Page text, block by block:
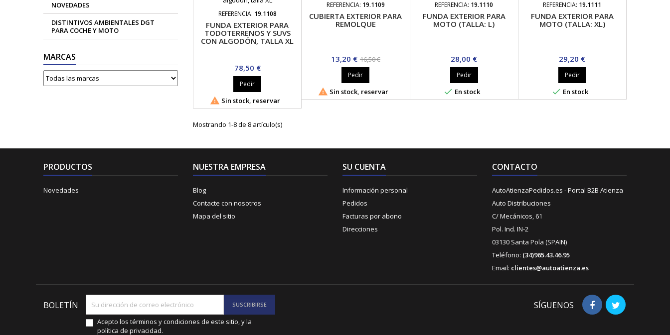
NOVEDADES
DISTINTIVOS AMBIENTALES DGT
PARA COCHE Y MOTO
MARCAS
REFERENCIA: 19.1108
FUNDA EXTERIOR PARA
TODOTERRENOS Y SUVS
CON ALGODÓN, TALLA XL
Precio
78,50 €
Pedir
 Sin stock, reservar
REFERENCIA: 19.1109
CUBIERTA EXTERIOR PARA
REMOLQUE
Precio
13,20 € Precio
base
16,50 €
Pedir
 Sin stock, reservar
REFERENCIA: 19.1110
FUNDA EXTERIOR PARA
MOTO (TALLA: L)
Precio
28,00 €
Pedir
 En stock
REFERENCIA: 19.1111
FUNDA EXTERIOR PARA
MOTO (TALLA: XL)
Precio
29,20 €
Pedir
 En stock
Mostrando 1-8 de 8 artículo(s)
PRODUCTOS
Novedades
NUESTRA EMPRESA
Blog
Contacte con nosotros
Mapa del sitio
SU CUENTA
Información personal
Pedidos
Facturas por abono
Direcciones
CONTACTO
AutoAtienzaPedidos.es - Portal B2B Atienza
Auto Distribuciones
C/ Mecánicos, 61
Pol. Ind. IN-2
03130 Santa Pola (SPAIN)
Teléfono: (34)965.43.46.95
Email: clientes@autoatienza.es
BOLETÍN
Acepto los términos y condiciones de este sitio, y la
política de privacidad.
SÍGUENOS